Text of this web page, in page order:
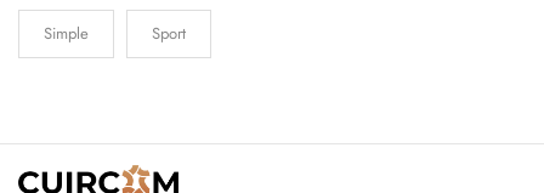
Simple Sport